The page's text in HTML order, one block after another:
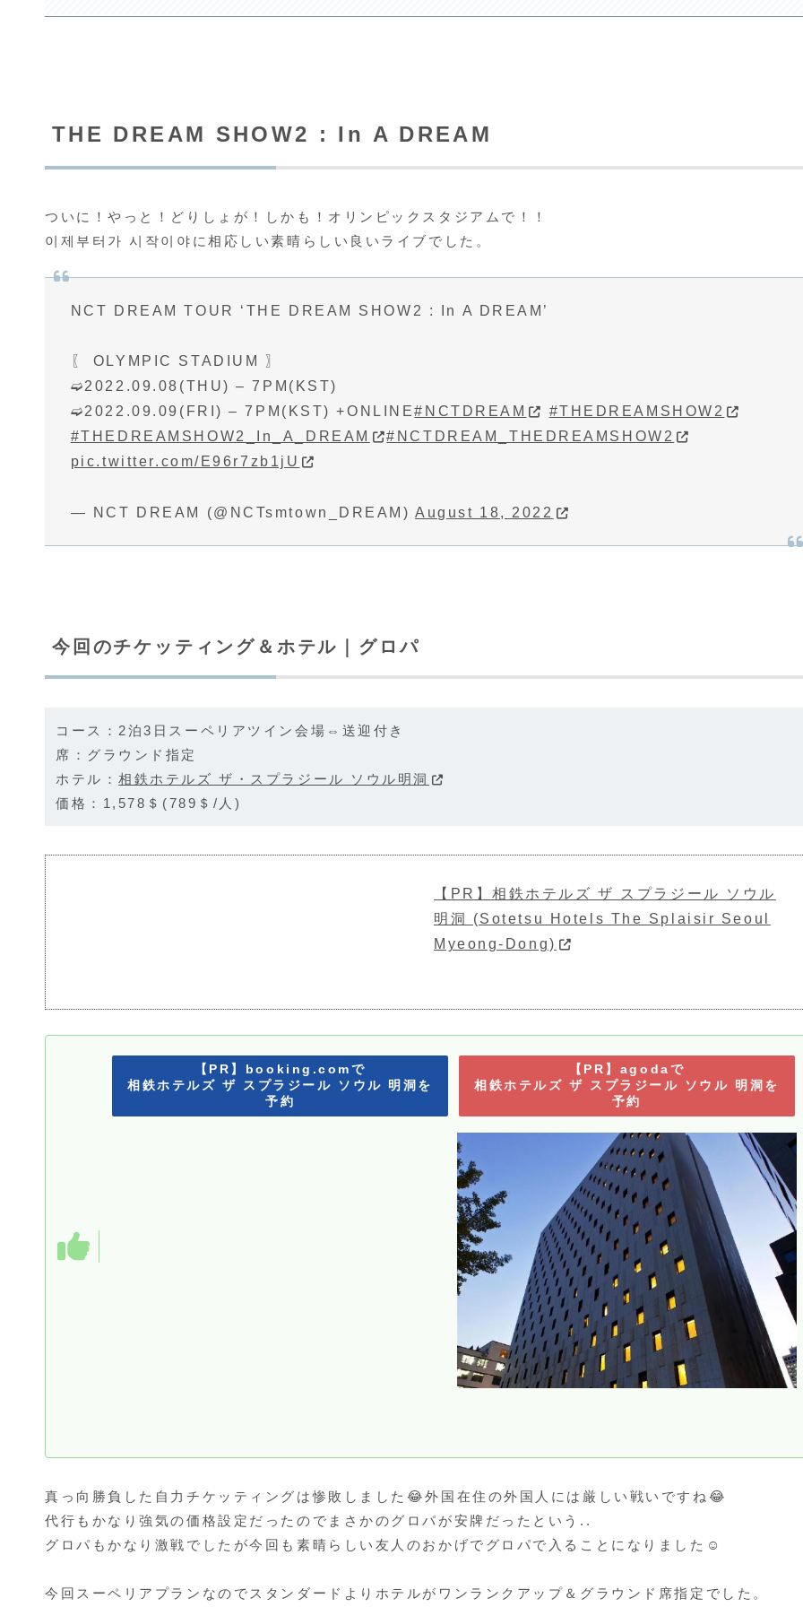
THE DREAM SHOW2 : In A DREAM
ついに！やっと！どりしょが！しかも！オリンピックスタジアムで！！
이제부터가 시작이야に相応しい素晴らしい良いライブでした。
NCT DREAM TOUR ‘THE DREAM SHOW2 : In A DREAM’
〖 OLYMPIC STADIUM 〗
➫2022.09.08(THU) – 7PM(KST)
➫2022.09.09(FRI) – 7PM(KST) +ONLINE#NCTDREAM
#THEDREAMSHOW2
#THEDREAMSHOW2_In_A_DREAM
#NCTDREAM_THEDREAMSHOW2
pic.twitter.com/E96r7zb1jU
— NCT DREAM (@NCTsmtown_DREAM)August 18, 2022
今回のチケッティング＆ホテル｜グロパ
コース：2泊3日スーペリアツイン会場⇔送迎付き
席：グラウンド指定
ホテル：相鉄ホテルズ ザ・スプラジール ソウル明洞
価格：1,578＄(789＄/人)
【PR】相鉄ホテルズ ザ スプラジール ソウル
明洞 (Sotetsu Hotels The Splaisir Seoul
Myeong-Dong)
【PR】booking.comで
相鉄ホテルズ ザ スプラジール ソウル 明洞を
予約
【PR】agodaで
相鉄ホテルズ ザ スプラジール ソウル 明洞を
予約
真っ向勝負した自力チケッティングは惨敗しました😂外国在住の外国人には厳しい戦いですね😂
代行もかなり強気の価格設定だったのでまさかのグロパが安牌だったという..
グロパもかなり激戦でしたが今回も素晴らしい友人のおかげでグロパで入ることになりました☺
今回スーペリアプランなのでスタンダードよりホテルがワンランクアップ＆グラウンド席指定でした。